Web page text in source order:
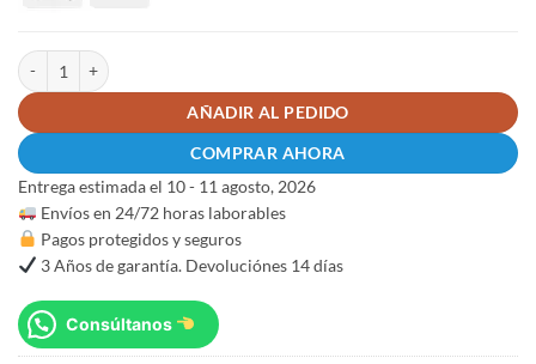
Pack 3 metros cremallera acero motor corredera cantidad
AÑADIR AL PEDIDO
COMPRAR AHORA
Entrega estimada el 10 - 11 agosto, 2026
Envíos en 24/72 horas laborables
Pagos protegidos y seguros
3 Años de garantía. Devoluciónes 14 días
Consúltanos